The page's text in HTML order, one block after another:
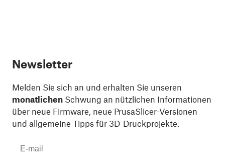
Newsletter
Melden Sie sich an und erhalten Sie unseren
monatlichen Schwung an nützlichen Informationen
über neue Firmware, neue PrusaSlicer-Versionen
und allgemeine Tipps für 3D-Druckprojekte.